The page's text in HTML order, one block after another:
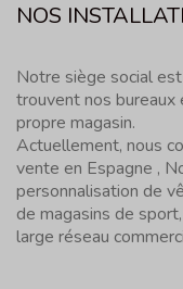
NOS
Notre siège social
trouvent nos
propre magasin.
Actuellement, nous
vente en Espagne ,
personnalisation de
de magasins de
large réseau